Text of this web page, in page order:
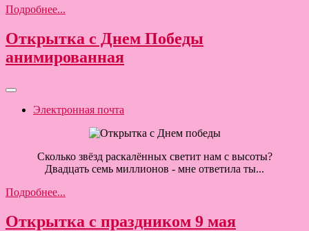
Подробнее...
Открытка с Днем Победы
анимированная
Электронная почта
Сколько звёзд раскалённых светит нам с высоты?
Двадцать семь миллионов - мне ответила ты...
Подробнее...
Открытка с праздником 9 мая